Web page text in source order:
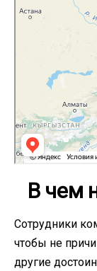
В чем
Сотрудники
чтобы не
другие